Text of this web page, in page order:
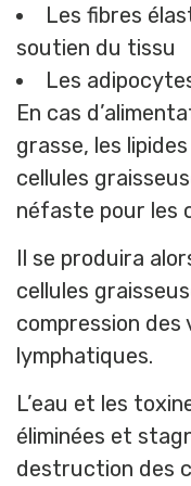
Les fibres
soutien du tissu
Les
En cas
grasse, les
cellules
néfaste pour les
Il se produira
cellules
compression des
lymphatiques.
L’eau et les
éliminées et
destruction des